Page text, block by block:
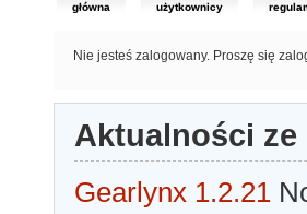
główna użytkownicy
Nie jesteś zalogowany. Proszę się
Aktualności ze
Gearlynx 1.2.21